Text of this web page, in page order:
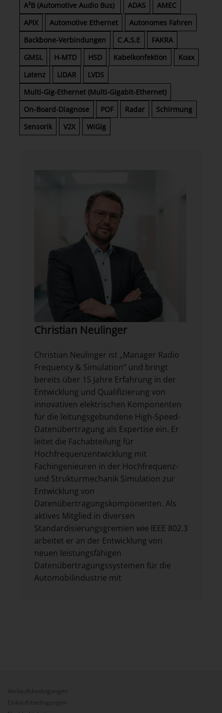
A²B (Automotive Audio Bus) ADAS
AMEC
APIX
Automotive Ethernet
Autonomes Fahren
Backbone-Verbindungen
C.A.S.E
FAKRA
GMSL
H-MTD HSD Kabelkonfektion
Koax
Latenz
LiDAR
LVDS
Multi-Gig-Ethernet (Multi-Gigabit-Ethernet)
On-Board-Diagnose
POF Radar
Schirmung
Sensorik
V2X WiGig
Christian Neulinger
Christian Neulinger ist „Manager Radio
Frequency & Simulation“ und bringt
bereits über 15 Jahre Erfahrung in der
Entwicklung und Qualifizierung von
innovativen elektrischen Komponenten
für die leitungsgebundene High-Speed-
Datenübertragung als Expertise ein. Er
leitet die Fachabteilung für
Hochfrequenzentwicklung mit
Fachingenieuren in der Hochfrequenz-
und Strukturmechanik Simulation zur
Entwicklung von
Datenübertragungskomponenten. Als
aktives Mitglied in diversen
Standardisierungsgremien wie IEEE 802.3
arbeitet er an der Entwicklung von
neuen leistungsfähigen
Datenübertragungssystemen für die
Automobilindustrie mit
Verkaufsbedingungen
Einkaufsbedingungen